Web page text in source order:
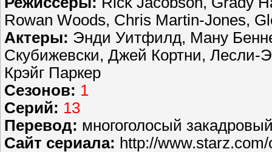
Rowan Woods, Chris Martin-Jones,
Актеры: Энди Уитфилд, Ману
Скубижевски, Джей Кортни, Лесли-
Крэйг Паркер
Сезонов: 1
Серий: 13
Перевод: многоголосый
Сайт сериала: http://